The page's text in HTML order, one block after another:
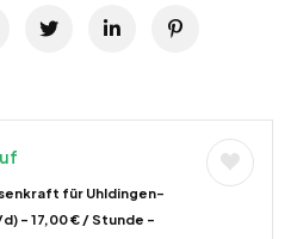
für Uhldingen-
– 17,00 € / Stunde –